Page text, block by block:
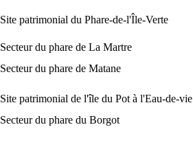
Site patrimonial du Phare-de-l'Île-Verte
Secteur du phare de La Martre
Secteur du phare de Matane
Site patrimonial de l'île du Pot à l'Eau-de-vie
Secteur du phare du Borgot